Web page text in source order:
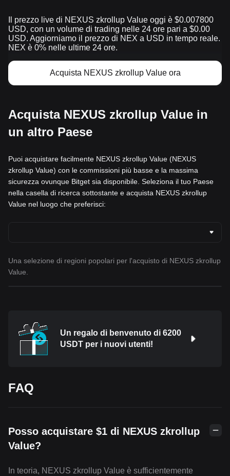
Il prezzo live di NEXUS zkrollup Value oggi è $0.007800
USD, con un volume di trading nelle 24 ore pari a $0.00
USD. Aggiorniamo il prezzo di NEX a USD in tempo reale.
NEX è 0% nelle ultime 24 ore.
Acquista NEXUS zkrollup Value ora
Acquista NEXUS zkrollup Value in
un altro Paese
Puoi acquistare facilmente NEXUS zkrollup Value (NEXUS
zkrollup Value) con le commissioni più basse e la massima
sicurezza ovunque Bitget sia disponibile. Seleziona il tuo Paese
nella casella di ricerca sottostante e acquista NEXUS zkrollup
Value nel luogo che preferisci:
Una selezione di regioni popolari per l'acquisto di NEXUS zkrollup
Value.
Un regalo di benvenuto di 6200
USDT per i nuovi utenti!
FAQ
Posso acquistare $1 di NEXUS zkrollup
Value?
In teoria, NEXUS zkrollup Value è sufficientemente